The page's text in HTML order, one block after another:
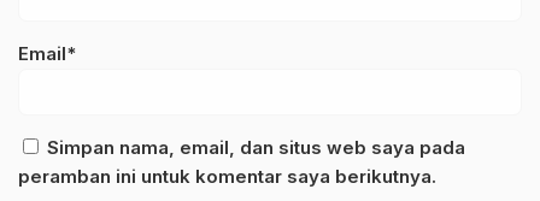
Email*
Simpan nama, email, dan situs web saya pada
peramban ini untuk komentar saya berikutnya.